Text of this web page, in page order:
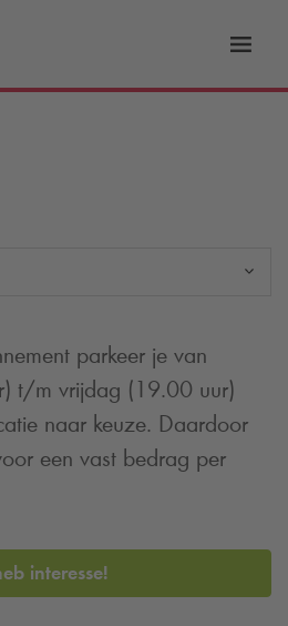
parkeer je van
t/m vrijdag (19.00 uur)
naar keuze. Daardoor
een vast bedrag per
interesse!